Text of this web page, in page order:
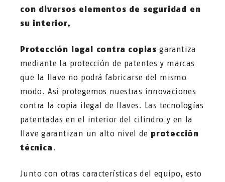
con diversos elementos de seguridad en
su interior.
Protección legal contra copias garantiza
mediante la protección de patentes y marcas
que la llave no podrá fabricarse del mismo
modo. Así protegemos nuestras innovaciones
contra la copia ilegal de llaves. Las tecnologías
patentadas en el interior del cilindro y en la
llave garantizan un alto nivel de protección
técnica .
Junto con otras características del equipo, esto